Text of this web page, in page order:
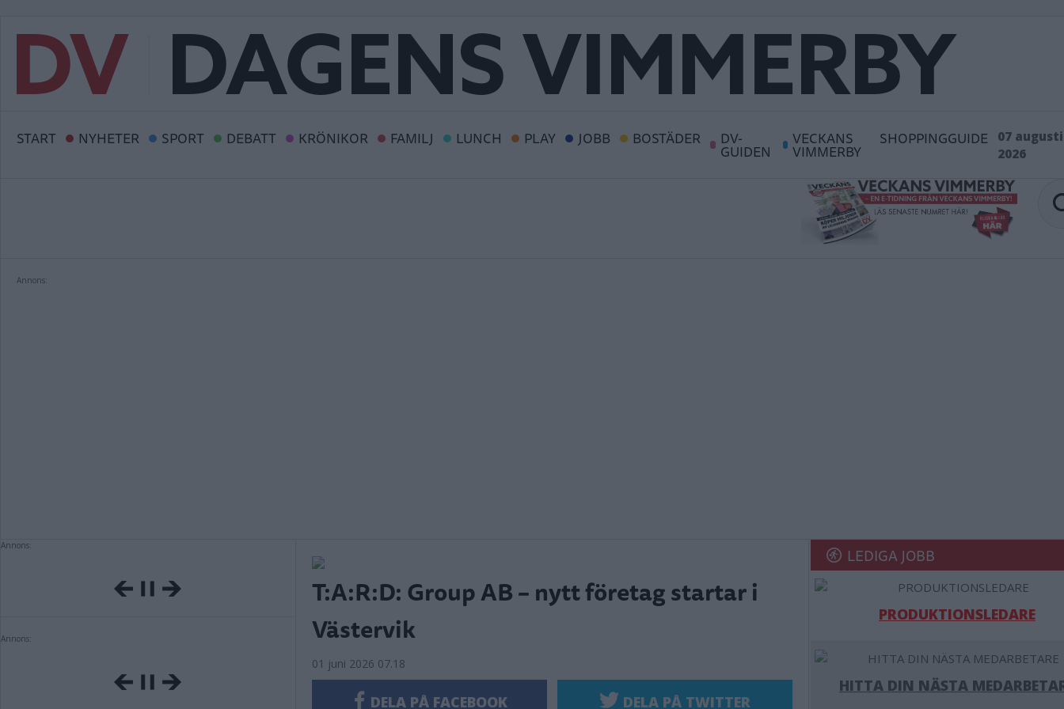
START NYHETER SPORT DEBATT KRÖNIKOR FAMILJ LUNCH PLAY JOBB BOSTÄDER DV-
GUIDEN
VECKANS
VIMMERBY
SHOPPINGGUIDE
07 augusti
2026
Annons:
Annons:
Annons:
T:A:R:D: Group AB – nytt företag startar i
Västervik
01 juni 2026 07.18
DELA PÅ FACEBOOK DELA PÅ TWITTER
LEDIGA JOBB
PRODUKTIONSLEDARE
HITTA DIN NÄSTA